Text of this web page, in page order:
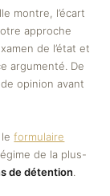
montre, l’écart
approche
de l’état et
argumenté. De
opinion avant
leformulaire
de la plus-
de détention